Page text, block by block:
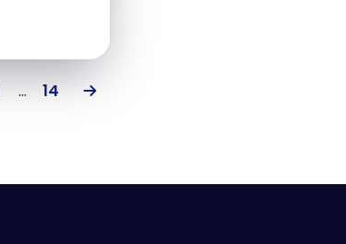
... 14